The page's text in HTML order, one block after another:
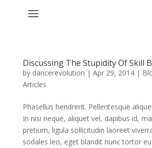
Discussing The Stupidity Of Skill
by dancerevolution | Apr 29, 2014|
Articles
Phasellus hendrerit. Pellentesque
In nisi neque, aliquet vel, dapibus id,
pretium, ligula sollicitudin laoreet
sodales leo, eget blandit nunc tortor